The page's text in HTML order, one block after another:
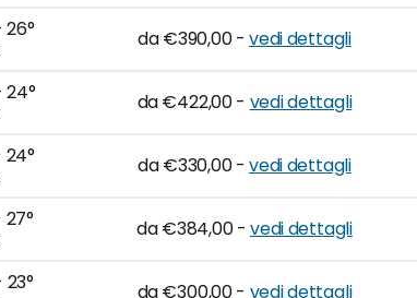
26°
da €390,00 - vedi dettagli
24°
da €422,00 - vedi dettagli
24°
da €330,00 - vedi dettagli
27°
da €384,00 - vedi dettagli
23°
da €300,00 - vedi dettagli